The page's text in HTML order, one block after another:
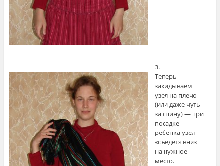
3.
Теперь
закидываем
узел на плечо
(или даже чуть
за спину) — при
посадке
ребенка узел
«съедет» вниз
на нужное
место.